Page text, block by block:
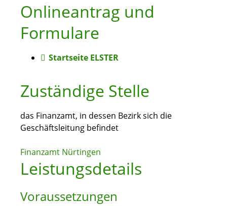
Onlineantrag und
Formulare
Startseite ELSTER
Zuständige Stelle
das Finanzamt, in dessen Bezirk sich die
Geschäftsleitung befindet
Finanzamt Nürtingen
Leistungsdetails
Voraussetzungen